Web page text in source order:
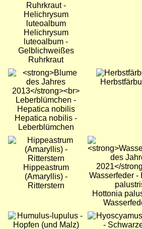
Helichrysum
luteoalbum -
Gelblichweißes
Ruhrkraut
Bild
Hepatica nobilis -
Leberblümchen
Bild
Bild
Hippeastrum
(Amaryllis) -
Ritterstern
Bild
Hottonia
Bild
Bild